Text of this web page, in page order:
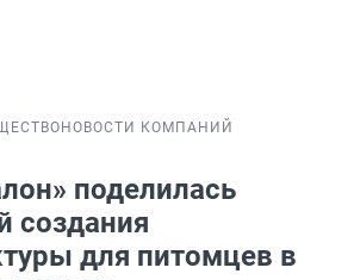
НОВОСТИ КОМПАНИЙ
поделилась
создания
для питомцев в